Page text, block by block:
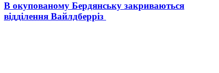
В окупованому Бердянську закриваються
відділення Вайлдберріз